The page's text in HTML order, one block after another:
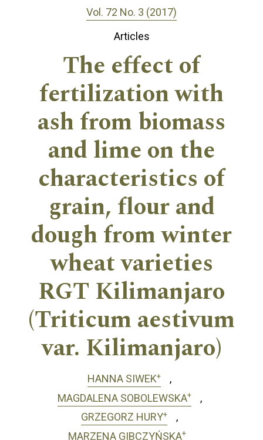
Vol. 72 No. 3 (2017)
Articles
The effect of
fertilization with
ash from biomass
and lime on the
characteristics of
grain, flour and
dough from winter
wheat varieties
RGT Kilimanjaro
(Triticum aestivum
var. Kilimanjaro)
HANNA SIWEK+
MAGDALENA SOBOLEWSKA+
GRZEGORZ HURY+
MARZENA GIBCZYŃSKA+